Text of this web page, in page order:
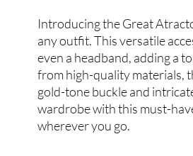
Introducing the Great
any outfit. This versatile
even a headband, adding a
from high-quality materials,
gold-tone buckle and
wardrobe with this must-
wherever you go.